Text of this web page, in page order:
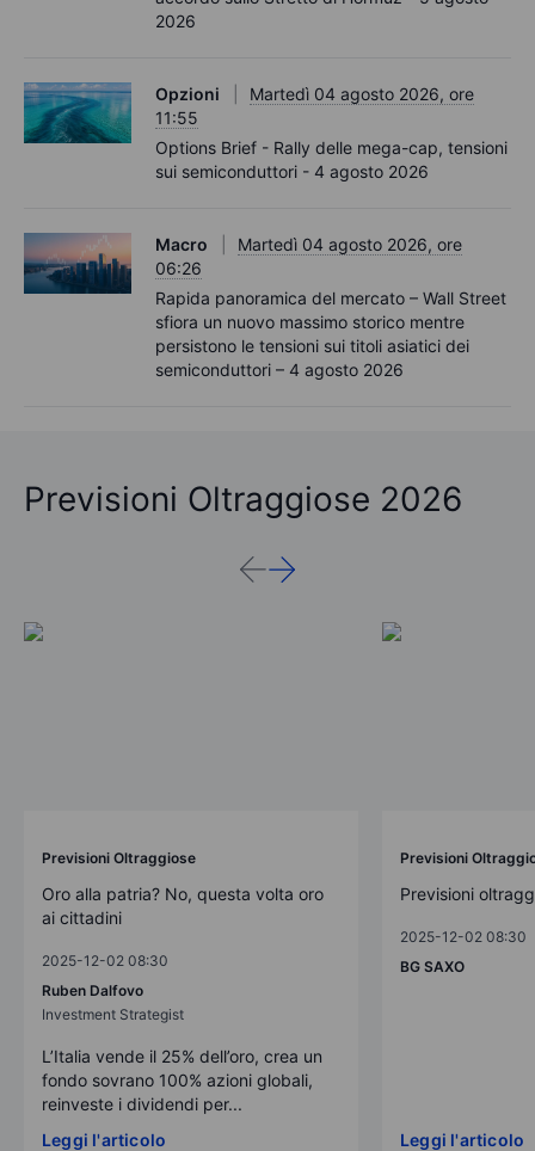
2026
Opzioni
Martedì 04 agosto 2026, ore
11:55
Options Brief - Rally delle mega-cap, tensioni
sui semiconduttori - 4 agosto 2026
Macro
Martedì 04 agosto 2026, ore
06:26
Rapida panoramica del mercato – Wall Street
sfiora un nuovo massimo storico mentre
persistono le tensioni sui titoli asiatici dei
semiconduttori – 4 agosto 2026
Previsioni Oltraggiose 2026
Previsioni Oltraggiose
Oro alla patria? No, questa volta oro
ai cittadini
2025-12-02 08:30
Ruben Dalfovo
Investment Strategist
L’Italia vende il 25% dell’oro, crea un
fondo sovrano 100% azioni globali,
reinveste i dividendi per...
Leggi l'articolo
Previsioni
Previsioni
2025-12-02 08:30
BG SAXO
Leggi l'articolo